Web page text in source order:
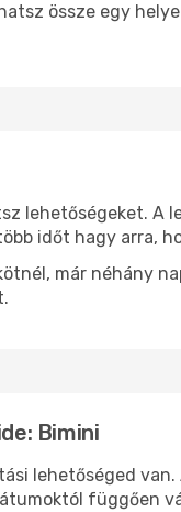
össze egy
lehetőségeket. A
időt hagy arra,
már néhány
Bimini
lehetőséged
függően